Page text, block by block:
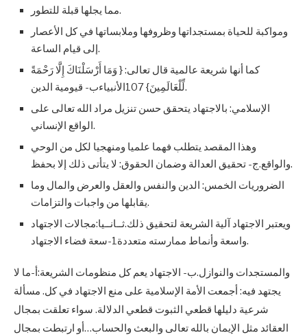
مما يجلها قبلة للتطور.
ومواكبة للحياة بمستجداتها وظروفها وملابساتها في كل الأعصار
إلى قيام الساعة.
كما أنها شريعة عالمية قال تعالى: { وَمَا أَرْسَلْنَاكَ إِلَّا رَحْمَةً
لِّلْعَالَمِينَ} 107الأنبياءب- قيومية الدين.
الإسلامي: بالاجتهاد يتحقق حسن تنزيل مراد الله تعالى على
الواقع الإنساني.
وهذا المقصد يتطلب فهما علميا ومنهجيا لكل من الوحي
والواقع.ج- تحقيق العدالة وضمان الحقوق: لا يتأتى ذلك إلا بحفظ.
الضروريات الخمس: الدين والنفس والعقل والعرض والمال وما
يقابلها من واجبات والتزامات.
ويعتبر الاجتهاد آلية الشريعة لتحقيق ذلك.ثــانــيا:مجالات الاجتهاد
واسعة وأنماط ممارسته متعددة1-سعة فضاء الاجتهاد.
والمستجدات والنوازل.ب- الاجتهاد يعم كل منظومات الشريعة:أ-ما لا
يجتهد فيه: أجمعت الأمة الإسلامية على منع الاجتهاد في كل. مسألة
شرعية دليلها قطعي الثبوت قطعي الدلالة. سواء تعلقت بمجال
العقائد مثل الإيمان بالله تعالى والبعث والحساب…أو ارتبطت بمجال